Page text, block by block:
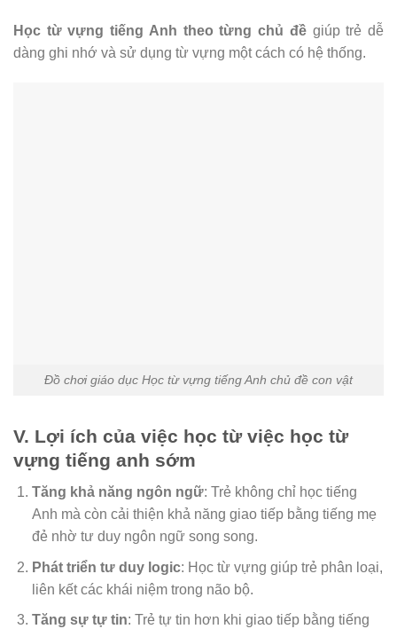
Học từ vựng tiếng Anh theo từng chủ đềgiúp trẻ dễ
dàng ghi nhớ và sử dụng từ vựng một cách có hệ thống.
Đồ chơi giáo dục Học từ vựng tiếng Anh chủ đề con vật
V. Lợi ích của việc học từ việc học từ
vựng tiếng anh sớm
Tăng khả năng ngôn ngữ: Trẻ không chỉ học tiếng
Anh mà còn cải thiện khả năng giao tiếp bằng tiếng mẹ
đẻ nhờ tư duy ngôn ngữ song song.
Phát triển tư duy logic: Học từ vựng giúp trẻ phân loại,
liên kết các khái niệm trong não bộ.
Tăng sự tự tin: Trẻ tự tin hơn khi giao tiếp bằng tiếng